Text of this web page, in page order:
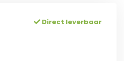
Direct leverbaar